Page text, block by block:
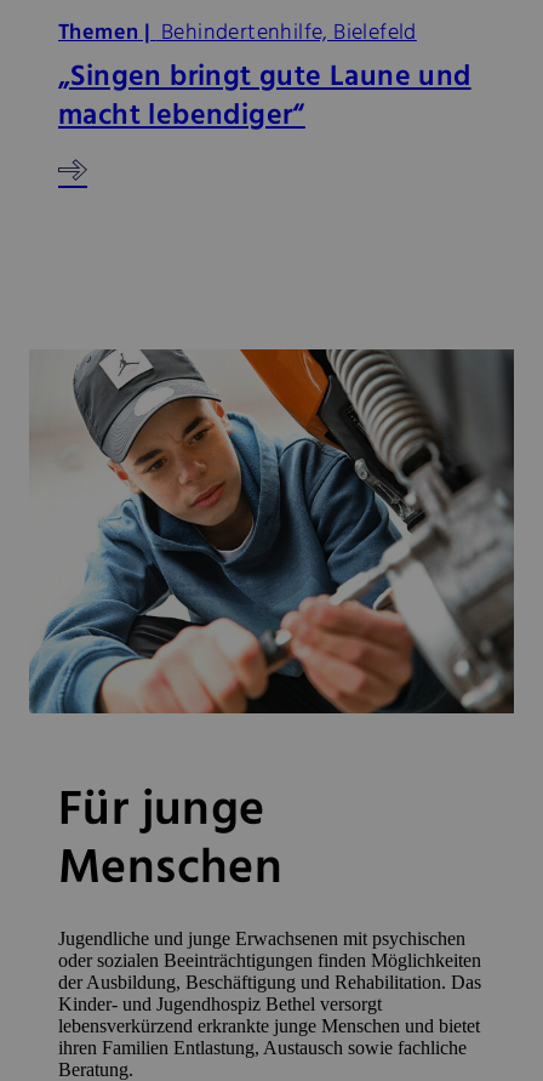
Themen |Behindertenhilfe, Bielefeld
„Singen bringt gute Laune und
macht lebendiger“
Für junge
Menschen
Jugendliche und junge Erwachsenen mit psychischen
oder sozialen Beeinträchtigungen finden Möglichkeiten
der Ausbildung, Beschäftigung und Rehabilitation. Das
Kinder- und Jugendhospiz Bethel versorgt
lebensverkürzend erkrankte junge Menschen und bietet
ihren Familien Entlastung, Austausch sowie fachliche
Beratung.